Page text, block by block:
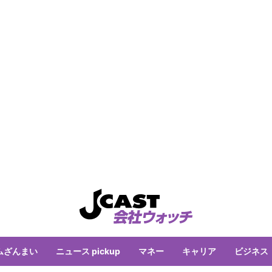
ざんまい ニュース pickup マネー キャリア ビジネス